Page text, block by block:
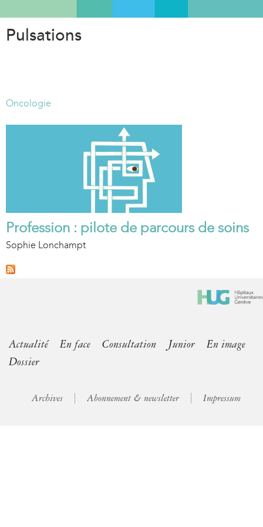
Pulsations
Oncologie
Profession : pilote de parcours de soins
Sophie Lonchampt
Actualité En face Consultation Junior
En image
Dossier
Archives Abonnement & newsletter Impressum